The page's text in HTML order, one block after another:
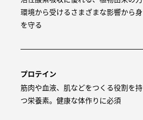
環境から受けるさまざまな影響から身
を守る
プロテイン
筋肉や血液、肌などをつくる役割を持
つ栄養素。健康な体作りに必須